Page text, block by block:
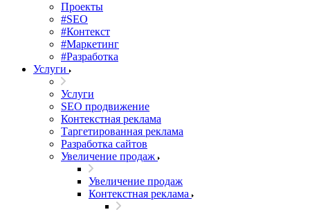
Проекты
#SEO
#Контекст
#Маркетинг
#Разработка
Услуги
Услуги
SEO продвижение
Контекстная реклама
Таргетированная реклама
Разработка сайтов
Увеличение продаж
Увеличение продаж
Контекстная реклама